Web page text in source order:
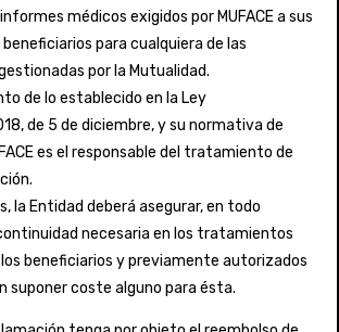
médicos exigidos por MUFACE a sus
para cualquiera de las
por la Mutualidad.
de lo establecido en la Ley
de 5 de diciembre, y su normativa de
es el responsable del tratamiento de
la Entidad deberá asegurar, en todo
necesaria en los tratamientos
beneficiarios y previamente autorizados
suponer coste alguno para ésta.